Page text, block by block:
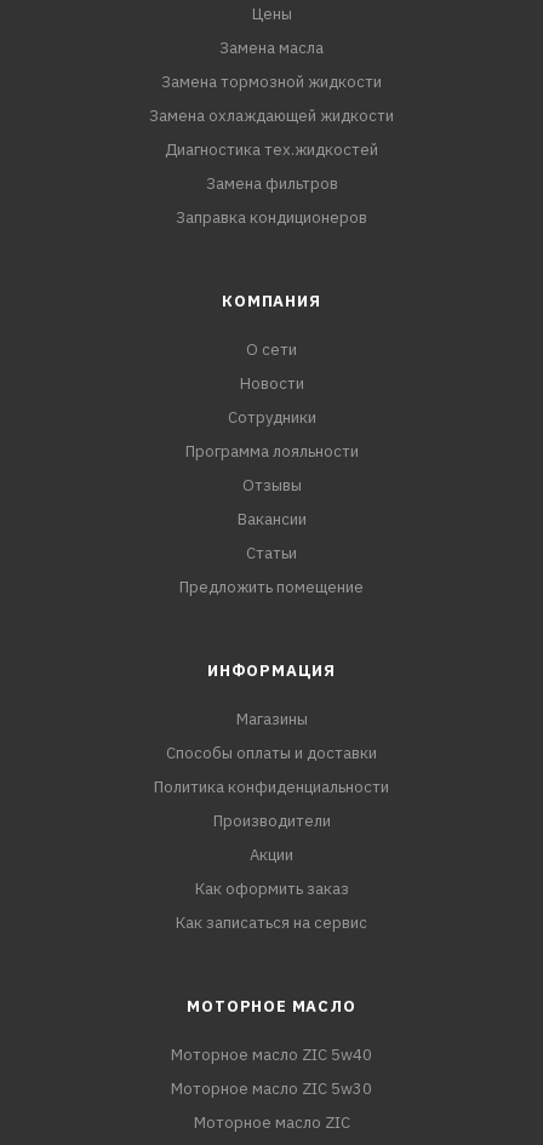
Цены
Замена масла
Замена тормозной жидкости
Замена охлаждающей жидкости
Диагностика тех.жидкостей
Замена фильтров
Заправка кондиционеров
КОМПАНИЯ
О сети
Новости
Сотрудники
Программа лояльности
Отзывы
Вакансии
Статьи
Предложить помещение
ИНФОРМАЦИЯ
Магазины
Способы оплаты и доставки
Политика конфиденциальности
Производители
Акции
Как оформить заказ
Как записаться на сервис
МОТОРНОЕ МАСЛО
Моторное масло ZIC 5w40
Моторное масло ZIC 5w30
Моторное масло ZIC